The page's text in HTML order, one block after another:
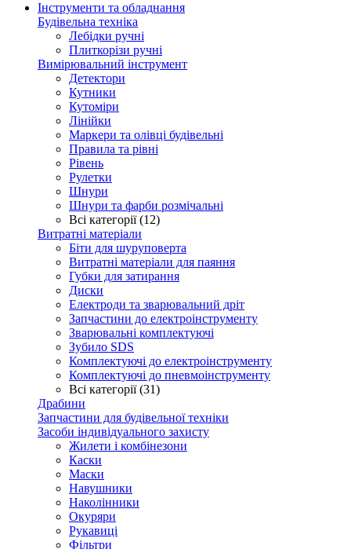
Інструменти та обладнання
Будівельна техніка
Лебідки ручні
Плиткорізи ручні
Вимірювальний інструмент
Детектори
Кутники
Кутоміри
Лінійки
Маркери та олівці будівельні
Правила та рівні
Рівень
Рулетки
Шнури
Шнури та фарби розмічальні
Всі категорії (12)
Витратні матеріали
Біти для шуруповерта
Витратні матеріали для паяння
Губки для затирання
Диски
Електроди та зварювальний дріт
Запчастини до електроінструменту
Зварювальні комплектуючі
Зубило SDS
Комплектуючі до електроінструменту
Комплектуючі до пневмоінструменту
Всі категорії (31)
Драбини
Запчастини для будівельної техніки
Засоби індивідуального захисту
Жилети і комбінезони
Каски
Маски
Навушники
Наколінники
Окуряри
Рукавиці
Фільтри